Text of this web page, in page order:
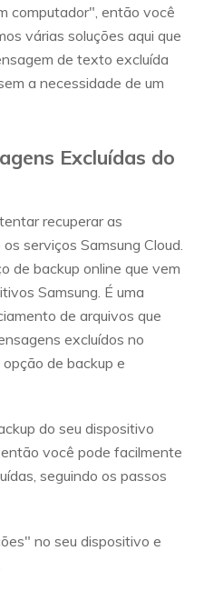
computador", então você
várias soluções aqui que
de texto excluída
a necessidade de um
Excluídas do
recuperar as
serviços Samsung Cloud.
de backup online que vem
Samsung. É uma
de arquivos que
excluídos no
de backup e
do seu dispositivo
você pode facilmente
seguindo os passos
no seu dispositivo e